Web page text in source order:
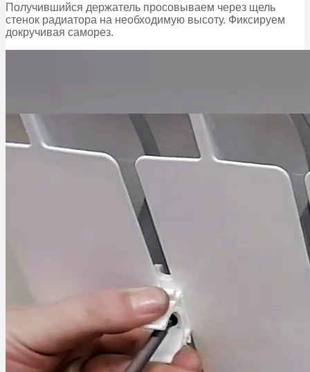
Получившийся держатель просовываем через щель
стенок радиатора на необходимую высоту. Фиксируем
докручивая саморез.